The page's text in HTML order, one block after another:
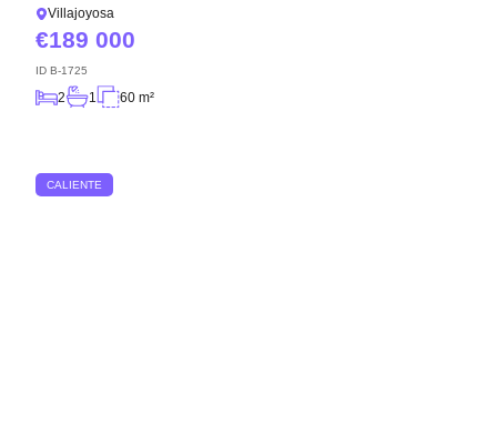
Villajoyosa
189 000
ID B-1725
2 1 60 m²
CALIENTE